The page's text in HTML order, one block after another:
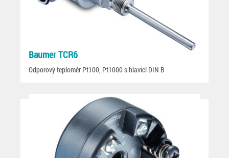
Baumer TCR6
Odporový teploměr Pt100, Pt1000 s hlavicí DIN B